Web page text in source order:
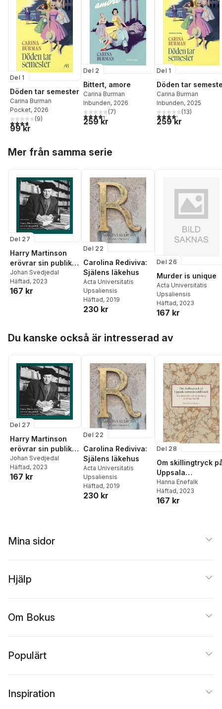
Del 1
Döden tar semester
Carina Burman
Pocket, 2026
3,7utav 5 stjärnor. Totalt antal röster:
(9)
99 kr
Del 2
Bittert, amore
Carina Burman
Inbunden, 2026
4,3utav 5 stjärnor. Totalt antal röster:
(7)
259 kr
Del 1
Döden tar
Carina Burman
Inbunden, 2025
4,2utav 5 stjärnor.
(13)
259 kr
Mer från samma serie
Del 27
Harry Martinson
erövrar sin publik :
en studie i
skönlitteraturens
bibliometri
Johan Svedjedal
Häftad, 2023
167 kr
Del 22
Carolina Rediviva:
Själens läkehus
Acta Universitatis
Upsaliensis
Häftad, 2019
230 kr
Del 26
Murder is unique
Acta Universitatis
Upsaliensis
Häftad, 2023
167 kr
Du kanske också är intresserad av
Del 27
Harry Martinson
erövrar sin publik :
en studie i
skönlitteraturens
bibliometri
Johan Svedjedal
Häftad, 2023
167 kr
Del 22
Carolina Rediviva:
Själens läkehus
Acta Universitatis
Upsaliensis
Häftad, 2019
230 kr
Del 28
Om skillingtryck
Uppsala
k: Fem faksimiler
och en inledning
Hanna Enefalk
Häftad, 2023
167 kr
Mina sidor
Hjälp
Om Bokus
Populärt
Inspiration